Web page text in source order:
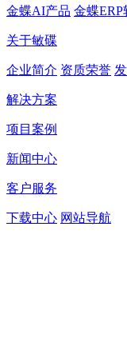
金蝶AI产品 金蝶ERP
关于敏碟
企业简介 资质荣誉
解决方案
项目案例
新闻中心
客户服务
下载中心 网站导航